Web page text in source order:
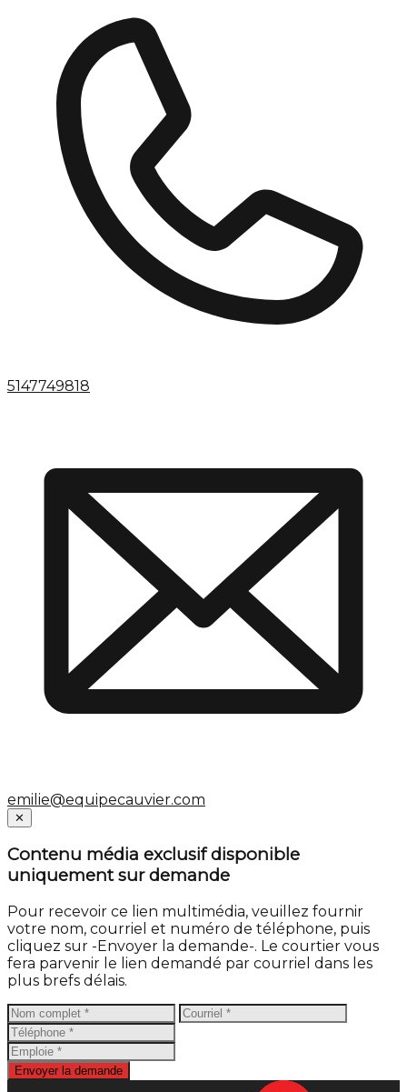
5147749818
emilie@equipecauvier.com
Close
✕
Contenu média exclusif disponible
uniquement sur demande
Pour recevoir ce lien multimédia, veuillez fournir
votre nom, courriel et numéro de téléphone, puis
cliquez sur -Envoyer la demande-. Le courtier vous
fera parvenir le lien demandé par courriel dans les
plus brefs délais.
Envoyer la demande